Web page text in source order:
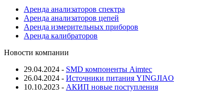
Аренда анализаторов спектра
Аренда анализаторов цепей
Аренда измерительных приборов
Аренда калибраторов
Новости компании
29.04.2024 - SMD компоненты Aimtec
26.04.2024 - Источники питания YINGJIAO
10.10.2023 - АКИП новые поступления